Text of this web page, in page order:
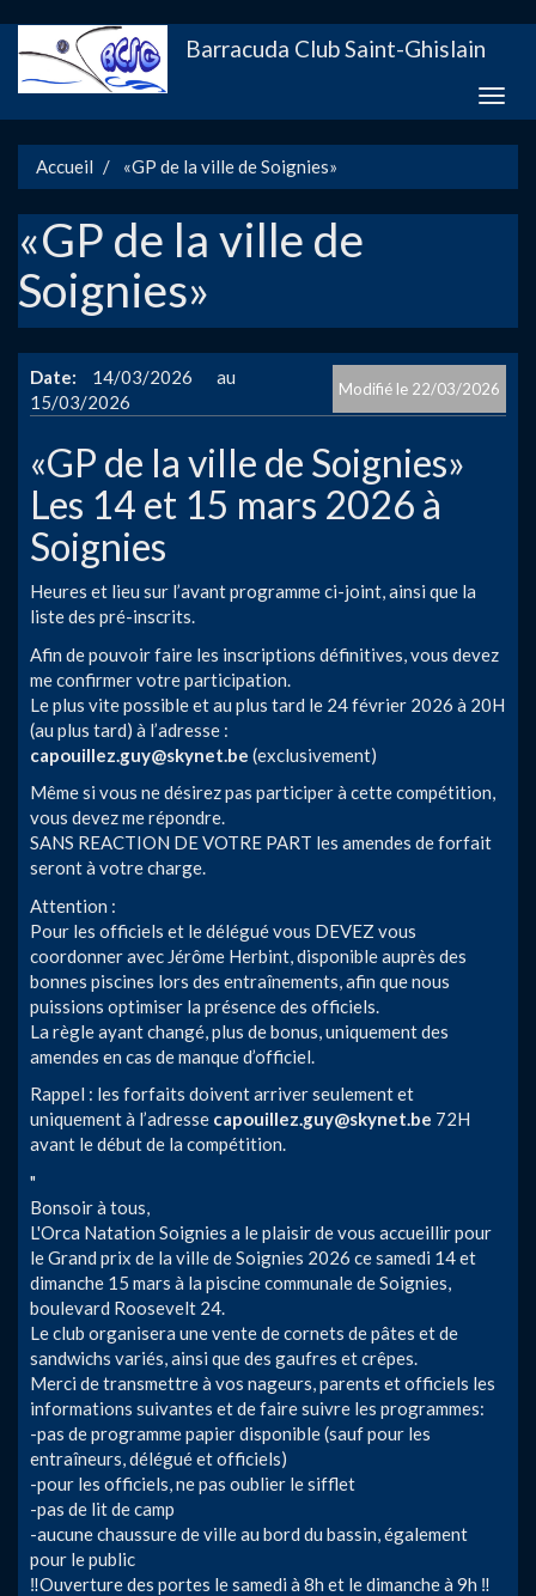
au
contenu
Barracuda Club Saint-Ghislain
Toggle
Accueil «GP de la ville de Soignies»
«GP de la ville de
Soignies»
22/03/2026
Date
14/03/2026
15/03/2026
«GP de la ville de Soignies»
Les 14 et 15 mars 2026 à
Soignies
Heures et lieu sur l’avant programme ci-joint, ainsi que la
liste des pré-inscrits.
Afin de pouvoir faire les inscriptions définitives, vous devez
me confirmer votre participation.
Le plus vite possible et au plus tard le 24 février 2026 à 20H
(au plus tard) à l’adresse :
capouillez.guy@skynet.be (exclusivement)
Même si vous ne désirez pas participer à cette compétition,
vous devez me répondre.
SANS REACTION DE VOTRE PART les amendes de forfait
seront à votre charge.
Attention :
Pour les officiels et le délégué vous DEVEZ vous
coordonner avec Jérôme Herbint, disponible auprès des
bonnes piscines lors des entraînements, afin que nous
puissions optimiser la présence des officiels.
La règle ayant changé, plus de bonus, uniquement des
amendes en cas de manque d’officiel.
Rappel : les forfaits doivent arriver seulement et
uniquement à l’adresse capouillez.guy@skynet.be 72H
avant le début de la compétition.
"
Bonsoir à tous,
L'Orca Natation Soignies a le plaisir de vous accueillir pour
le Grand prix de la ville de Soignies 2026 ce samedi 14 et
dimanche 15 mars à la piscine communale de Soignies,
boulevard Roosevelt 24.
Le club organisera une vente de cornets de pâtes et de
sandwichs variés, ainsi que des gaufres et crêpes.
Merci de transmettre à vos nageurs, parents et officiels les
informations suivantes et de faire suivre les programmes:
-pas de programme papier disponible (sauf pour les
entraîneurs, délégué et officiels)
-pour les officiels, ne pas oublier le sifflet
-pas de lit de camp
-aucune chaussure de ville au bord du bassin, également
pour le public
‼️Ouverture des portes le samedi à 8h et le dimanche à 9h ‼️